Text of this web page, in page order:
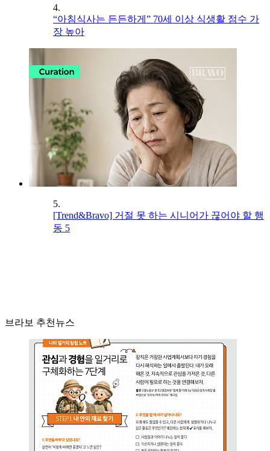
4.
“아침식사는 든든하게” 70세 이상 식생활 점수 가
장 높아
5.
[Trend&Bravo] 거절 못 하는 시니어가 끊어야 할 행
동 5
브라보 추천뉴스